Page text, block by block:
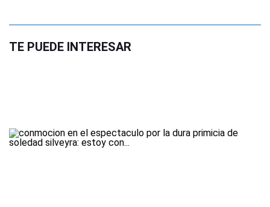
TE PUEDE INTERESAR